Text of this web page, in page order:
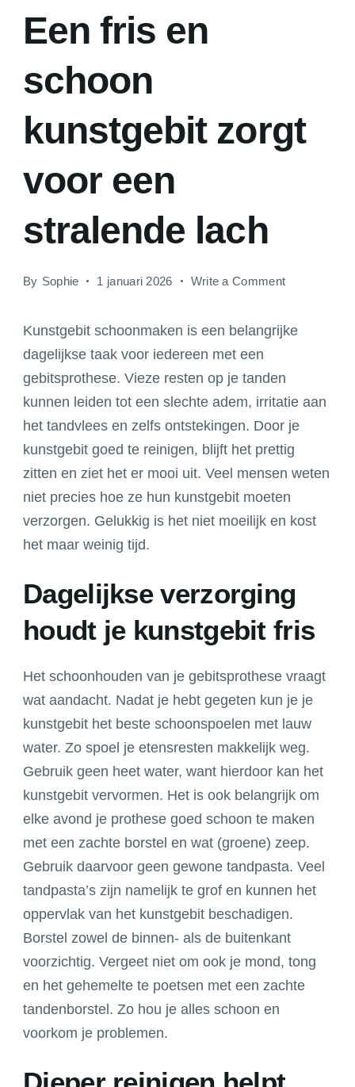
Een fris en
schoon
kunstgebit zorgt
voor een
stralende lach
By Sophie 1 januari 2026 Write a Commenton
en
kunstgebit
zorgt
voor
stralende
lach
Kunstgebit schoonmaken is een belangrijke
dagelijkse taak voor iedereen met een
gebitsprothese. Vieze resten op je tanden
kunnen leiden tot een slechte adem, irritatie aan
het tandvlees en zelfs ontstekingen. Door je
kunstgebit goed te reinigen, blijft het prettig
zitten en ziet het er mooi uit. Veel mensen weten
niet precies hoe ze hun kunstgebit moeten
verzorgen. Gelukkig is het niet moeilijk en kost
het maar weinig tijd.
Dagelijkse verzorging
houdt je kunstgebit fris
Het schoonhouden van je gebitsprothese vraagt
wat aandacht. Nadat je hebt gegeten kun je je
kunstgebit het beste schoonspoelen met lauw
water. Zo spoel je etensresten makkelijk weg.
Gebruik geen heet water, want hierdoor kan het
kunstgebit vervormen. Het is ook belangrijk om
elke avond je prothese goed schoon te maken
met een zachte borstel en wat (groene) zeep.
Gebruik daarvoor geen gewone tandpasta. Veel
tandpasta’s zijn namelijk te grof en kunnen het
oppervlak van het kunstgebit beschadigen.
Borstel zowel de binnen- als de buitenkant
voorzichtig. Vergeet niet om ook je mond, tong
en het gehemelte te poetsen met een zachte
tandenborstel. Zo hou je alles schoon en
voorkom je problemen.